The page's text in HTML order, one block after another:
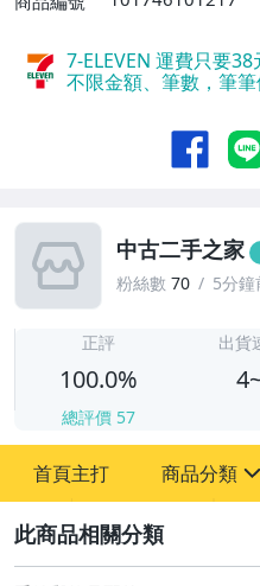
7-ELEVEN 運費只要38
不限金額、筆數，筆筆
中古二手之家
粉絲數 70 5分鐘
正評
100.0%
總評價 57
出貨
首頁主打 商品分類
古董、藝術與礦石